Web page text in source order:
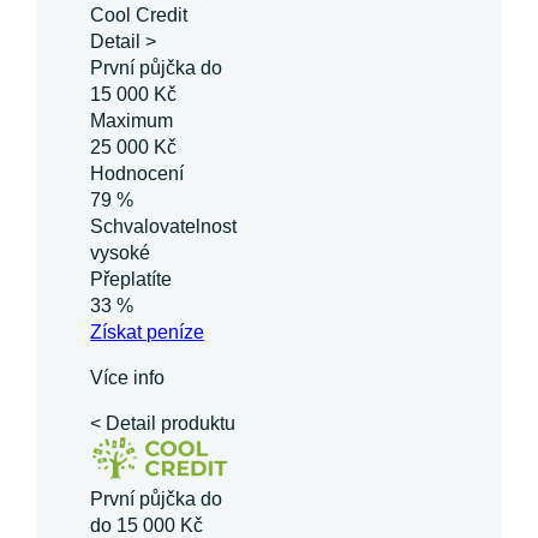
Cool Credit
Detail >
První půjčka do
15 000 Kč
Maximum
25 000 Kč
Hodnocení
79 %
Schvalovatelnost
vysoké
Přeplatíte
33 %
Získatpeníze
Více info
< Detail produktu
První půjčka do
do 15 000 Kč